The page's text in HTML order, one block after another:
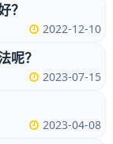
？
2022-12-10
呢？
2023-07-15
2023-04-08